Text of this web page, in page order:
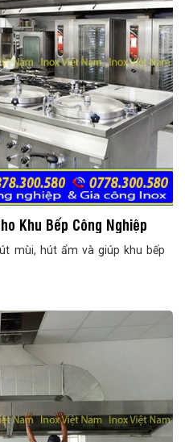
Khu Bếp Công Nghiệp
mùi, hút ẩm và giúp khu bếp